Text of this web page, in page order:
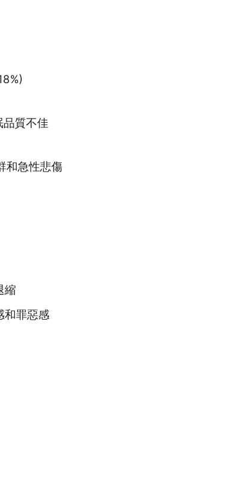
品質不佳
和急性悲傷
縮
和罪惡感